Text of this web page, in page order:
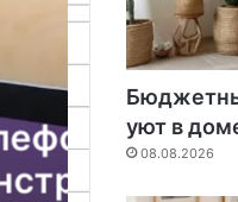
уют в
08.08.2026